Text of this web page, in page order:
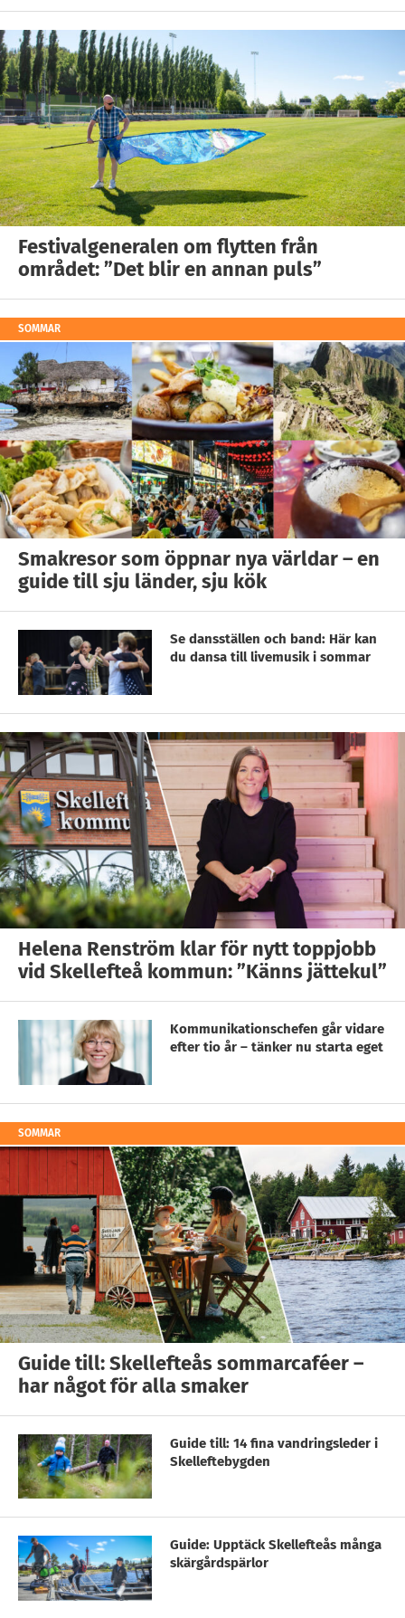
Festivalgeneralen om flytten från
området: ”Det blir en annan puls”
SOMMAR
Smakresor som öppnar nya världar – en
guide till sju länder, sju kök
Se dansställen och band: Här kan
du dansa till livemusik i sommar
Helena Renström klar för nytt toppjobb
vid Skellefteå kommun: ”Känns jättekul”
Kommunikationschefen går vidare
efter tio år – tänker nu starta eget
SOMMAR
Guide till: Skellefteås sommarcaféer –
har något för alla smaker
Guide till: 14 fina vandringsleder i
Skelleftebygden
Guide: Upptäck Skellefteås många
skärgårdspärlor